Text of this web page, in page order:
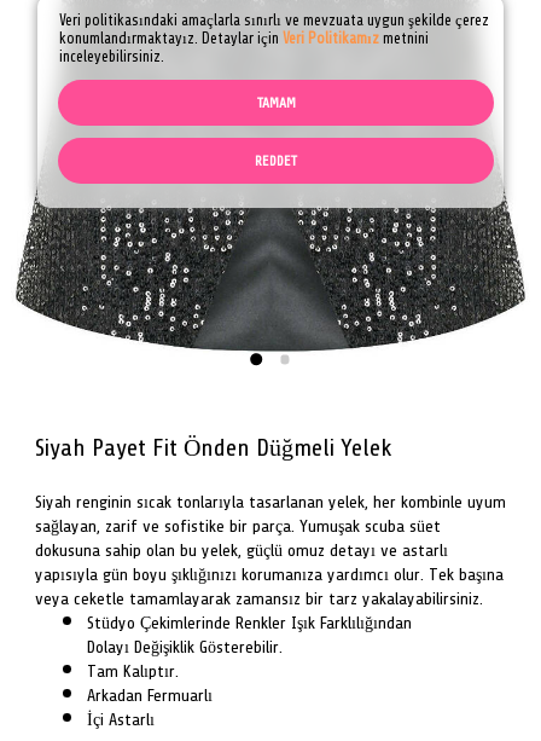
Siyah Payet Fit Önden Düğmeli Yelek
Siyah renginin sıcak tonlarıyla tasarlanan yelek, her kombinle uyum
sağlayan, zarif ve sofistike bir parça. Yumuşak scuba süet
dokusuna sahip olan bu yelek, güçlü omuz detayı ve astarlı
yapısıyla gün boyu şıklığınızı korumanıza yardımcı olur. Tek başına
veya ceketle tamamlayarak zamansız bir tarz yakalayabilirsiniz.
Stüdyo Çekimlerinde Renkler Işık Farklılığından
Dolayı Değişiklik Gösterebilir.
Tam Kalıptır.
Arkadan Fermuarlı
İçi Astarlı
Veri politikasındaki amaçlarla sınırlı ve mevzuata uygun şekilde çerez
konumlandırmaktayız. Detaylar içinVeri Politikamızmetnini
inceleyebilirsiniz.
TAMAM
REDDET